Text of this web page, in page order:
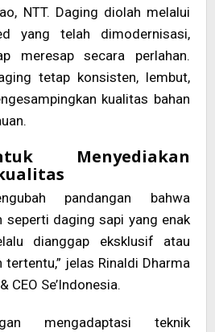
NTT. Daging diolah melalui
yang telah dimodernisasi,
meresap secara perlahan.
tetap konsisten, lembut,
kualitas bahan
Menyediakan
pandangan bahwa
seperti daging sapi yang enak
dianggap eksklusif atau
jelas Rinaldi Dharma
CEO Se’Indonesia.
mengadaptasi teknik